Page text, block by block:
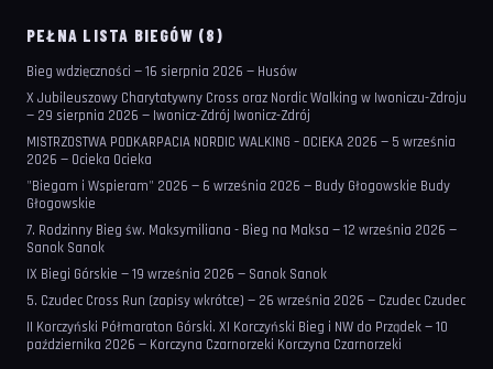
PEŁNA LISTA BIEGÓW (8)
Bieg wdzięczności — 16 sierpnia 2026 — Husów
X Jubileuszowy Charytatywny Cross oraz Nordic Walking w Iwoniczu-Zdroju
— 29 sierpnia 2026 — Iwonicz-Zdrój Iwonicz-Zdrój
MISTRZOSTWA PODKARPACIA NORDIC WALKING – OCIEKA 2026 — 5 września
2026 — Ocieka Ocieka
"Biegam i Wspieram" 2026 — 6 września 2026 — Budy Głogowskie Budy
Głogowskie
7. Rodzinny Bieg św. Maksymiliana - Bieg na Maksa — 12 września 2026 —
Sanok Sanok
IX Biegi Górskie — 19 września 2026 — Sanok Sanok
5. Czudec Cross Run (zapisy wkrótce) — 26 września 2026 — Czudec Czudec
II Korczyński Półmaraton Górski. XI Korczyński Bieg i NW do Prządek — 10
października 2026 — Korczyna Czarnorzeki Korczyna Czarnorzeki